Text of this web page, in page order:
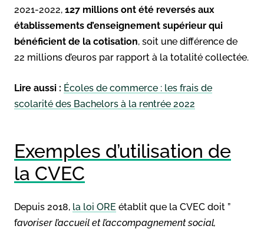
2021-2022, 127 millions ont été reversés aux
établissements d’enseignement supérieur qui
bénéficient de la cotisation, soit une différence de
22 millions d’euros par rapport à la totalité collectée.
Lire aussi : Écoles de commerce : les frais de
scolarité des Bachelors à la rentrée 2022
Exemples d’utilisation de
la CVEC
Depuis 2018, la loi ORE établit que la CVEC doit ”
favoriser l’accueil et l’accompagnement social,